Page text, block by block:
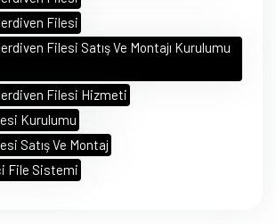
Filesi
Filesi Satış Ve Montajı Kurulumu
Filesi Hizmeti
Kurulumu
Satış Ve Montaj
File Sistemi